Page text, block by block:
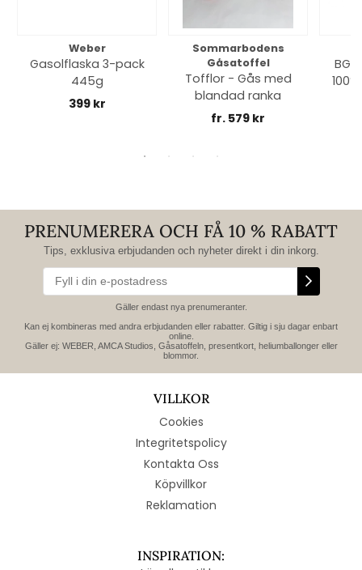
Weber
Gasolflaska 3-pack
445g
399 kr
Sommarbodens
Gåsatoffel
Tofflor - Gås med
blandad ranka
fr. 579 kr
PRENUMERERA OCH FÅ 10 % RABATT
Tips, exklusiva erbjudanden och nyheter direkt i din inkorg.
Gäller endast nya prenumeranter.
Kan ej kombineras med andra erbjudanden eller rabatter. Giltig i sju dagar enbart
online.
Gäller ej: WEBER, AMCA Studios, Gåsatoffeln, presentkort, heliumballonger eller
blommor.
VILLKOR
Cookies
Integritetspolicy
Kontakta Oss
Köpvillkor
Reklamation
INSPIRATION: